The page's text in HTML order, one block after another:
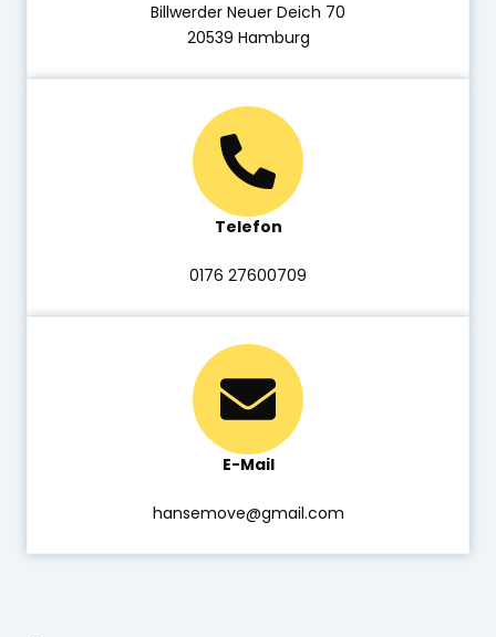
Billwerder Neuer Deich 70
20539 Hamburg
Telefon
0176 27600709
E-Mail
hansemove@gmail.com